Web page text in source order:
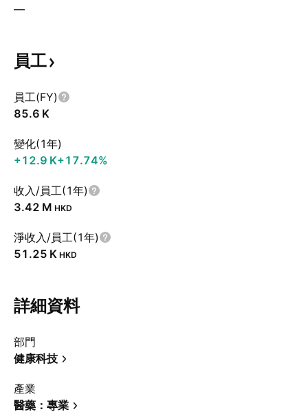
—
員工
員工(FY)
‪85.6 K‬
變化(1年)
‪+12.9 K‬+17.74%
收入/員工(1年)
‪3.42 M‬ HKD
淨收入/員工(1年)
‪51.25 K‬ HKD
詳細資料
部門
健康科技
產業
醫藥：專業